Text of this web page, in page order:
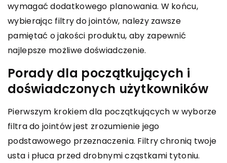
wymagać dodatkowego planowania. W końcu,
wybierając filtry do jointów, należy zawsze
pamiętać o jakości produktu, aby zapewnić
najlepsze możliwe doświadczenie.
Porady dla początkujących i
doświadczonych użytkowników
Pierwszym krokiem dla początkujących w wyborze
filtra do jointów jest zrozumienie jego
podstawowego przeznaczenia. Filtry chronią twoje
usta i płuca przed drobnymi cząstkami tytoniu.